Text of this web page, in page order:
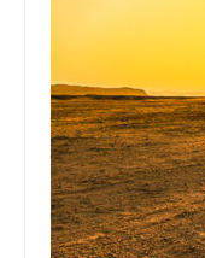
關於我們